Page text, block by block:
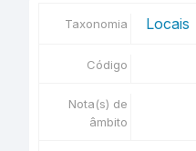
Taxonomia Locais
Código
Nota(s) de
âmbito